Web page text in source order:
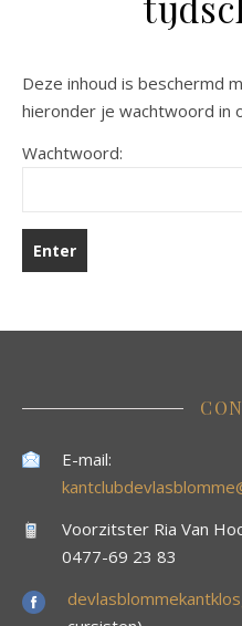
Deze inhoud is beschermd
hieronder je wachtwoord in
Wachtwoord:
E-mail:
Voorzitster Ria Van
0477-69 23 83